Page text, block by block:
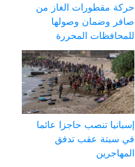
حركة مقطورات الغاز من
صافر وضمان وصولها
للمحافظات المحررة
إسبانيا تنصب حاجزا عائما
في سبتة عقب تدفق
المهاجرين